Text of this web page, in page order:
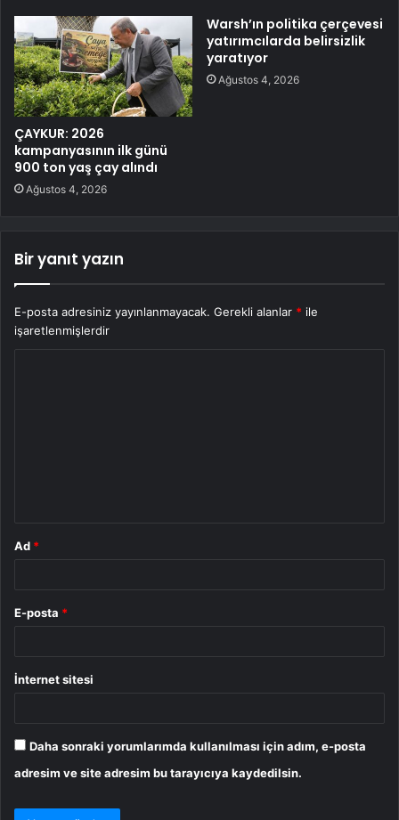
ÇAYKUR: 2026
kampanyasının ilk günü
900 ton yaş çay alındı
Ağustos 4, 2026
Warsh’ın politika çerçevesi
yatırımcılarda belirsizlik
yaratıyor
Ağustos 4, 2026
Bir yanıt yazın
E-posta adresiniz yayınlanmayacak. Gerekli alanlar * ile
işaretlenmişlerdir
Ad *
E-posta *
İnternet sitesi
Daha sonraki yorumlarımda kullanılması için adım, e-posta
adresim ve site adresim bu tarayıcıya kaydedilsin.